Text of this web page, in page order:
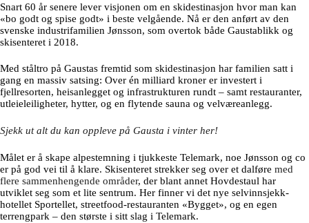
Snart 60 år senere lever visjonen om en skidestinasjon hvor man kan
«bo godt og spise godt» i beste velgående. Nå er den anført av den
svenske industrifamilien Jønsson, som overtok både Gaustablikk og
skisenteret i 2018.
Med ståltro på Gaustas fremtid som skidestinasjon har familien satt i
gang en massiv satsing: Over én milliard kroner er investert i
fjellresorten, heisanlegget og infrastrukturen rundt – samt restauranter,
utleieleiligheter, hytter, og en flytende sauna og velværeanlegg.
Sjekk ut alt du kan oppleve på Gausta i vinter her!
Målet er å skape alpestemning i tjukkeste Telemark, noe Jønsson og co
er på god vei til å klare. Skisenteret strekker seg over et dalføre med
flere sammenhengende områder, der blant annet Hovdestaul har
utviklet seg som et lite sentrum. Her finner vi det nye selvinnsjekk-
hotellet Sportellet, streetfood-restauranten «Bygget», og en egen
terrengpark – den største i sitt slag i Telemark.